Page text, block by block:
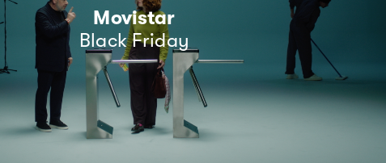
Movistar
Black Friday